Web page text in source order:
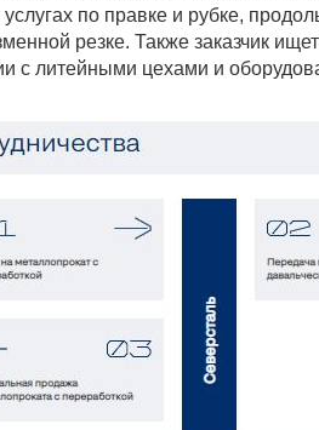
по правке и рубке,
резке. Также заказчик
с литейными цехами и